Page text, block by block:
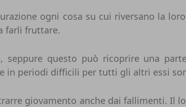
ogni cosa su cui riversano la
farli fruttare.
seppure questo può ricoprire una
in periodi difficili per tutti gli altri essi
giovamento anche dai fallimenti.